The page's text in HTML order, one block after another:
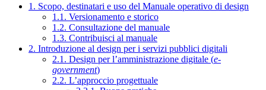
1. Scopo, destinatari e uso del Manuale operativo di design
1.1. Versionamento e storico
1.2. Consultazione del manuale
1.3. Contribuisci al manuale
2. Introduzione al design per i servizi pubblici digitali
2.1. Design per l’amministrazione digitale (e-
government)
2.2. L’approccio progettuale